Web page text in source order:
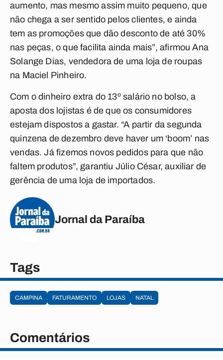
aumento, mas mesmo assim muito pequeno, que
não chega a ser sentido pelos clientes, e ainda
tem as promoções que dão desconto de até 30%
nas peças, o que facilita ainda mais”, afirmou Ana
Solange Dias, vendedora de uma loja de roupas
na Maciel Pinheiro.
Com o dinheiro extra do 13º salário no bolso, a
aposta dos lojistas é de que os consumidores
estejam dispostos a gastar. “A partir da segunda
quinzena de dezembro deve haver um ‘boom’ nas
vendas. Já fizemos novos pedidos para que não
faltem produtos”, garantiu Júlio César, auxiliar de
gerência de uma loja de importados.
Jornal da Paraíba
Tags
CAMPINA FATURAMENTO LOJAS NATAL
Comentários